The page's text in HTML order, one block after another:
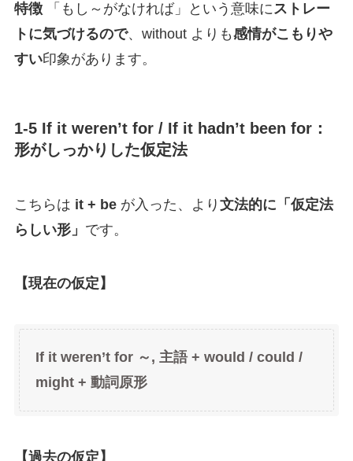
特徴「もし～がなければ」という意味にストレー
トに気づけるので、without よりも感情がこもりや
すい印象があります。
1-5 If it weren’t for / If it hadn’t been for：
形がしっかりした仮定法
こちらは it + beが入った、より 文法的に「仮定法
らしい形」 です。
【現在の仮定】
If it weren’t for ～, 主語 + would / could /
might + 動詞原形
【過去の仮定】